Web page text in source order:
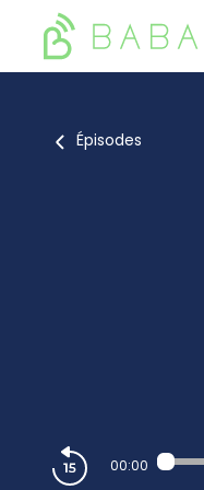
Épisodes
00:00